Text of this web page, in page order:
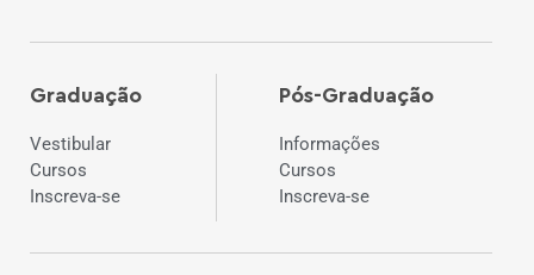
Graduação
Vestibular
Cursos
Inscreva-se
Pós-Graduação
Informações
Cursos
Inscreva-se